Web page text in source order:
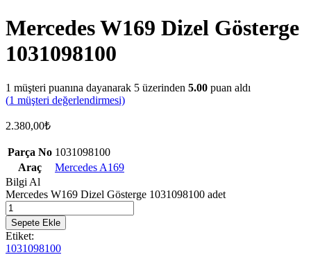
Mercedes W169 Dizel Gösterge
1031098100
1 müşteri puanına dayanarak 5 üzerinden 5.00 puan aldı
(1 müşteri değerlendirmesi)
2.380,00₺
Parça No 1031098100
Araç
Mercedes A169
Bilgi Al
Mercedes W169 Dizel Gösterge 1031098100 adet
Sepete Ekle
Etiket:
1031098100